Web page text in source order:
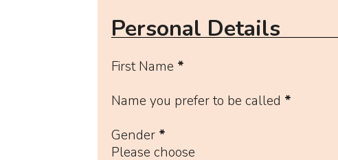
Personal Details
First Name *
Name you prefer to be called *
Gender *